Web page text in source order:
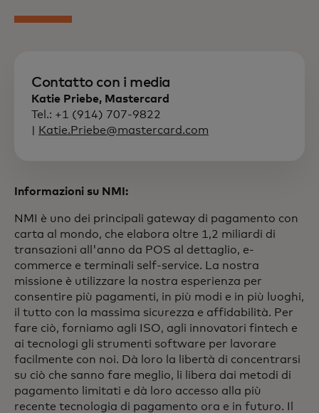
Contatto con i media
Katie Priebe, Mastercard
Tel.: +1 (914) 707-9822
Katie.Priebe@mastercard.com
Informazioni su NMI:
NMI è uno dei principali gateway di pagamento con
carta al mondo, che elabora oltre 1,2 miliardi di
transazioni all'anno da POS al dettaglio, e-
commerce e terminali self-service. La nostra
missione è utilizzare la nostra esperienza per
consentire più pagamenti, in più modi e in più luoghi,
il tutto con la massima sicurezza e affidabilità. Per
fare ciò, forniamo agli ISO, agli innovatori fintech e
ai tecnologi gli strumenti software per lavorare
facilmente con noi. Dà loro la libertà di concentrarsi
su ciò che sanno fare meglio, li libera dai metodi di
pagamento limitati e dà loro accesso alla più
recente tecnologia di pagamento ora e in futuro. Il